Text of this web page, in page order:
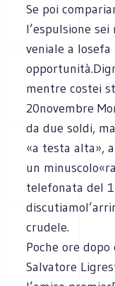
Se poi
l’espulsione
veniale a
mentre costei
20novembre
da due soldi,
«a testa alta»,
un
telefonata del
crudele.
Poche ore
Salvatore